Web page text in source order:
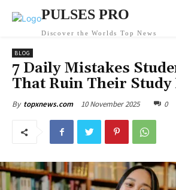
PULSES PRO
Discover the Worlds Top News
BLOG
7 Daily Mistakes
That Ruin Their Study
By topxnews.com 10 November 2025 0